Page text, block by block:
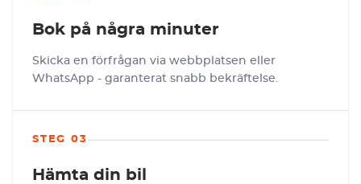
Bok på några minuter
Skicka en förfrågan via webbplatsen eller
WhatsApp - garanterat snabb bekräftelse.
STEG 03
Hämta din bil